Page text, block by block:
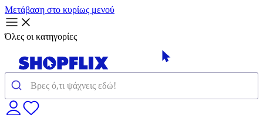
Μετάβαση στο κυρίως μενού
Όλες οι κατηγορίες